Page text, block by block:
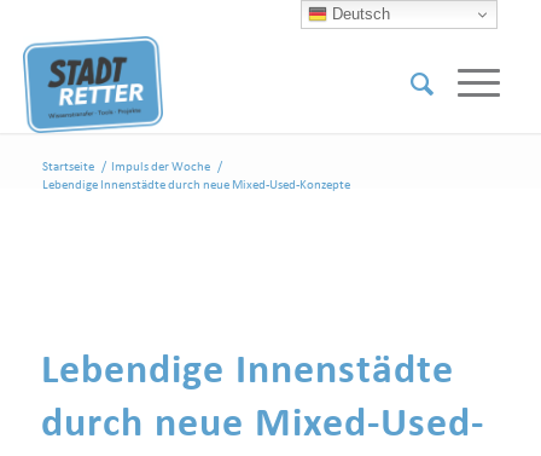
Startseite / Impuls der Woche /
Lebendige Innenstädte durch neue Mixed-Used-Konzepte
Lebendige Innenstädte
durch neue Mixed-Used-
Deutsch